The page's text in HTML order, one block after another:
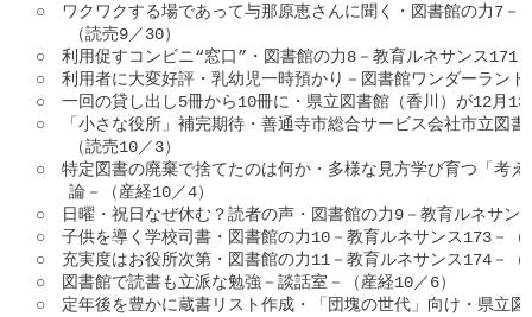
○　ワクワクする場であって与那原恵さんに聞く・図書館の力7－
（読売9／30）
○　利用促すコンビニ“窓口”・図書館の力8－教育ルネサンス171
○　利用者に大変好評・乳幼児一時預かり－図書館ワンダーラン
○　一回の貸し出し5冊から10冊に・県立図書館（香川）が12月
○　「小さな役所」補完期待・善通寺市総合サービス会社市立図
（読売10／3）
○　特定図書の廃棄で捨てたのは何か・多様な見方学び育つ「考
論－（産経10／4）
○　日曜・祝日なぜ休む？読者の声・図書館の力9－教育ルネサン
○　子供を導く学校司書・図書館の力10－教育ルネサンス173－（
○　充実度はお役所次第・図書館の力11－教育ルネサンス174－（
○　図書館で読書も立派な勉強－談話室－（産経10／6）
○　定年後を豊かに蔵書リスト作成・「団塊の世代」向け・県立